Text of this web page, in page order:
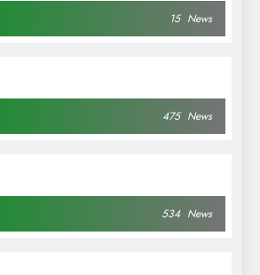
15 News
475 News
534 News